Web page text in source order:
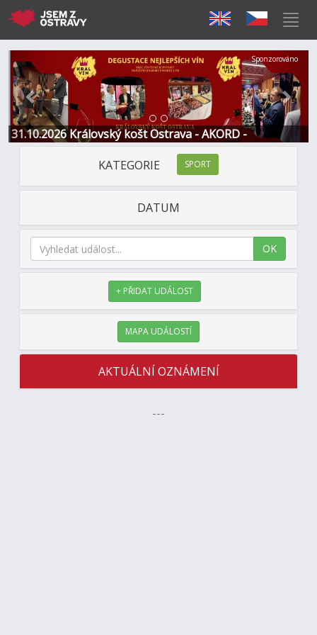
31.10.2026 Královský košt Ostrava - AKORD -
Restaurace a Hotel
Předchozí Další
Sponzorováno
KATEGORIE SPORT
DATUM
OK
+ PŘIDAT UDÁLOST
MAPA UDÁLOSTÍ
AKTUÁLNÍ OZNÁMENÍ
---